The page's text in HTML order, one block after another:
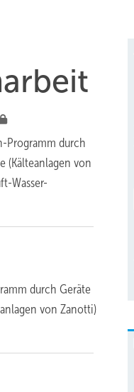
Programm durch
(Kälteanlagen von
Wasser-
durch Geräte
von Zanotti)